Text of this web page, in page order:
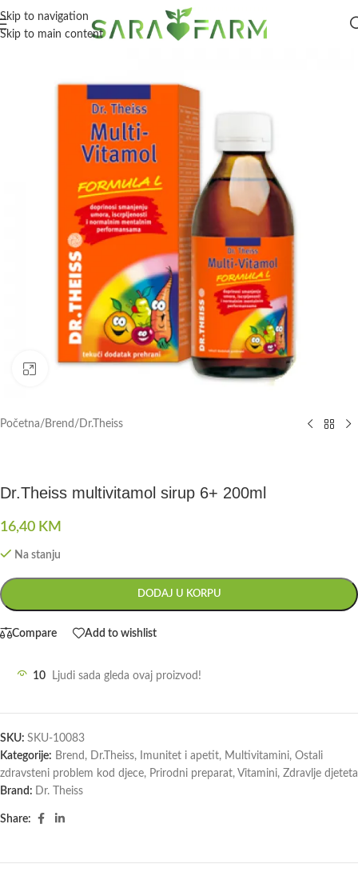
Skip to navigation
Skip to main content
Click to enlarge
Početna/ Brend / Dr.Theiss
Dr.Theiss multivitamol sirup 6+ 200ml
16,40 KM
Na stanju
DODAJ U KORPU
Compare Add to wishlist
10 Ljudi sada gleda ovaj proizvod!
SKU: SKU-10083
Kategorije: Brend , Dr.Theiss, Imunitet i apetit, Multivitamini, Ostali
zdravsteni problem kod djece, Prirodni preparat, Vitamini, Zdravlje djeteta
Brand: Dr. Theiss
Share: